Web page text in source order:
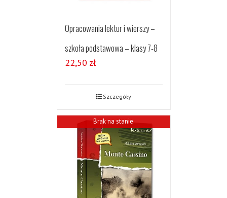
Opracowania lektur i wierszy –
szkoła podstawowa – klasy 7-8
22,50 zł
Szczegóły
Brak na stanie